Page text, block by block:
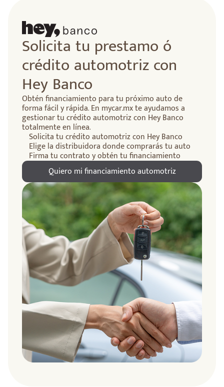
Solicita tu prestamo ó
crédito automotriz con
Hey Banco
Obtén financiamiento para tu próximo auto de
forma fácil y rápida. En mycar.mx te ayudamos a
gestionar tu crédito automotriz con Hey Banco
totalmente en línea.
Solicita tu crédito automotriz con Hey Banco
Elige la distribuidora donde comprarás tu auto
Firma tu contrato y obtén tu financiamiento
Quiero mi financiamiento automotriz